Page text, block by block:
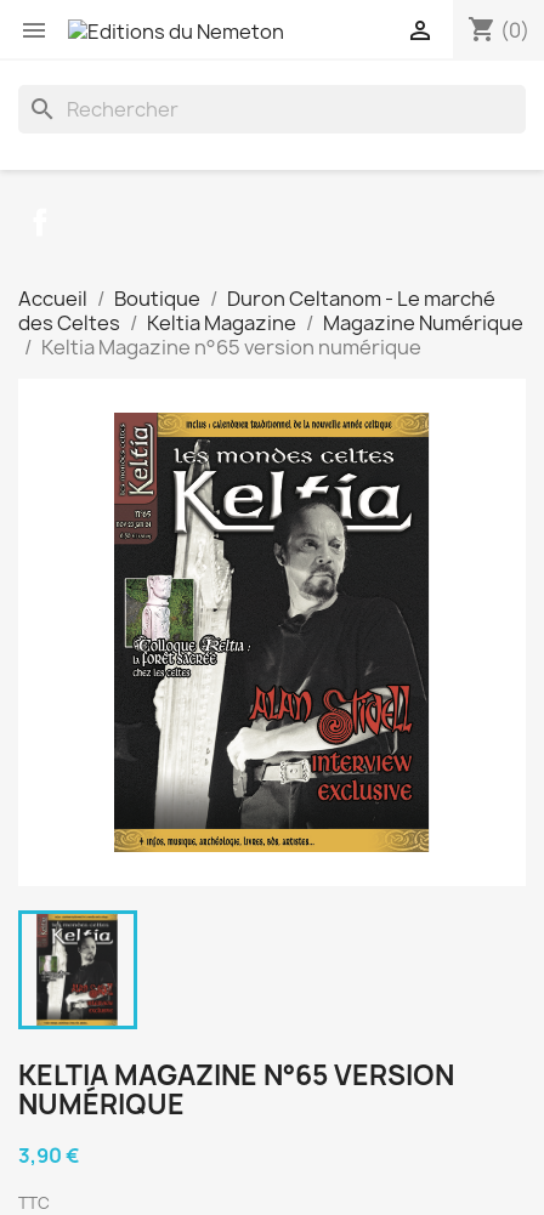
 shopping_cart (0)

search
Accueil Boutique
Duron Celtanom - Le marché
des Celtes
Keltia Magazine
Magazine Numérique
Keltia Magazine n°65 version numérique
KELTIA MAGAZINE N°65 VERSION
NUMÉRIQUE
3,90 €
TTC